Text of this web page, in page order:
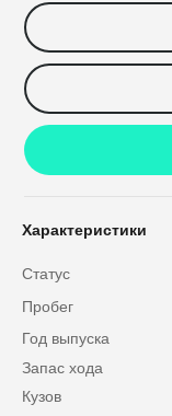
Характеристики
Кузов
Запас хода
Год выпуска
Пробег
Статус